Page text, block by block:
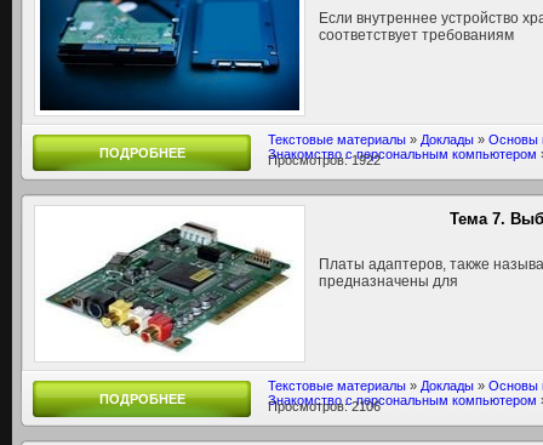
Если внутреннее устройство
соответствует требованиям
ПОДРОБНЕЕ
Текстовые материалы » Доклады » Основы
Знакомство с персональным компьютером
Просмотров: 1922
Тема 7.
Платы адаптеров, также
предназначены для
ПОДРОБНЕЕ
Текстовые материалы » Доклады » Основы
Знакомство с персональным компьютером
Просмотров: 2106